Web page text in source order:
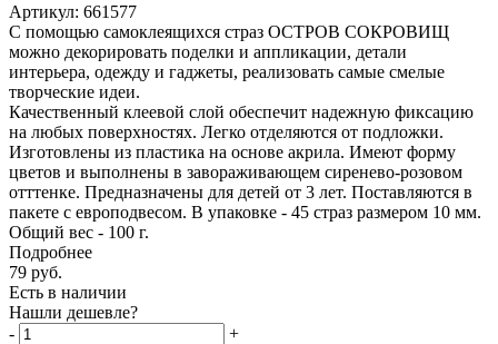
Артикул: 661577
С помощью самоклеящихся страз ОСТРОВ СОКРОВИЩ
можно декорировать поделки и аппликации, детали
интерьера, одежду и гаджеты, реализовать самые смелые
творческие идеи.
Качественный клеевой слой обеспечит надежную фиксацию
на любых поверхностях. Легко отделяются от подложки.
Изготовлены из пластика на основе акрила. Имеют форму
цветов и выполнены в завораживающем сиренево-розовом
отттенке. Предназначены для детей от 3 лет. Поставляются в
пакете с европодвесом. В упаковке - 45 страз размером 10 мм.
Общий вес - 100 г.
Подробнее
79 руб.
Есть в наличии
Нашли дешевле?
-
+